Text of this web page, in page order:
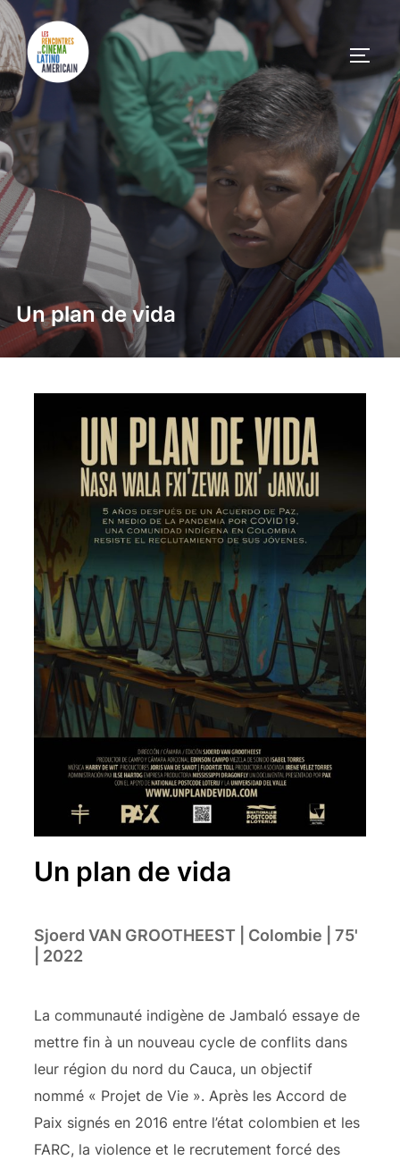
Un plan de vida
Un plan de vida
Sjoerd VAN GROOTHEEST | Colombie | 75'
| 2022
La communauté indigène de Jambaló essaye de
mettre fin à un nouveau cycle de conflits dans
leur région du nord du Cauca, un objectif
nommé « Projet de Vie ». Après les Accord de
Paix signés en 2016 entre l’état colombien et les
FARC, la violence et le recrutement forcé des